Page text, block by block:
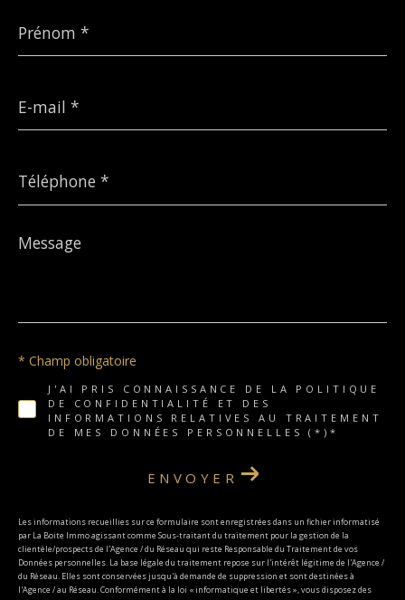
*
mail
*
*
Message
*
J'AI PRIS CONNAISSANCE DE LA POLITIQUE
DE CONFIDENTIALITÉ ET DES
INFORMATIONS RELATIVES AU TRAITEMENT
DE MES DONNÉES PERSONNELLES (*)*
* Champ obligatoire
ENVOYER
Les informations recueillies sur ce formulaire sont enregistrées dans un fichier informatisé
par La Boite Immo agissant comme Sous-traitant du traitement pour la gestion de la
clientèle/prospects de l'Agence / du Réseau qui reste Responsable du Traitement de vos
Données personnelles. La base légale du traitement repose sur l'intérêt légitime de l'Agence /
du Réseau. Elles sont conservées jusqu'à demande de suppression et sont destinées à
l'Agence / au Réseau. Conformément à la loi « informatique et libertés », vous disposez des